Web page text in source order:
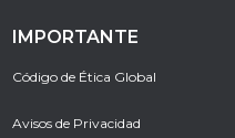
IMPORTANTE
Código de Ética Global
Avisos de Privacidad